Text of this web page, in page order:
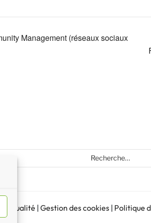
Management (réseaux sociaux
Recherche
pour
| Gestion des cookies | Politique